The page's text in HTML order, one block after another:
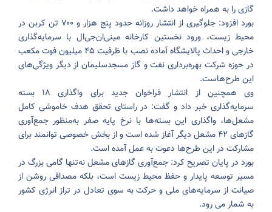
گازی را به همراه خواهد داشت.
بورد افزود: جلوگیری از انتشار روزانه حدود پنج هزار و ۷۰۰ تن کربن در
محیط زیست، ورود نخستین کارخانه مینی‌ان‌جی‌ال با سرمایه‌گذاری
خارجی و احداث پالایشگاه آماده نصب با ظرفیت ۴۵ میلیون فوت مکعب
در حوزه شرکت بهره‌برداری نفت و گاز مسجدسلیمان از دیگر ویژگی‌های
این طرح‌هاست.
وی همچنین از انتشار فراخوان جدید برای واگذاری ۱۸ بسته
سرمایه‌گذاری خبر داد و گفت: در راستای تحقق هدف خاموشی کامل
مشعل‌ها، واگذاری این بسته‌ها با نرخ پایه صفر به‌منظور جمع‌آوری
گازهای ۴۲ مشعل دیگر آغاز شده است و از بخش خصوصی توانمند برای
مشارکت در این طرح‌ها دعوت به عمل آمده است.
بورد در پایان تصریح کرد: جمع‌آوری گازهای مشعل نه‌تنها گامی بزرگ در
مسیر توسعه پایدار و حفظ محیط زیست است، بلکه مصداقی روشن از
صیانت از سرمایه‌های ملی و حرکت به سوی تعادل در تراز انرژی کشور
به شمار می رود.